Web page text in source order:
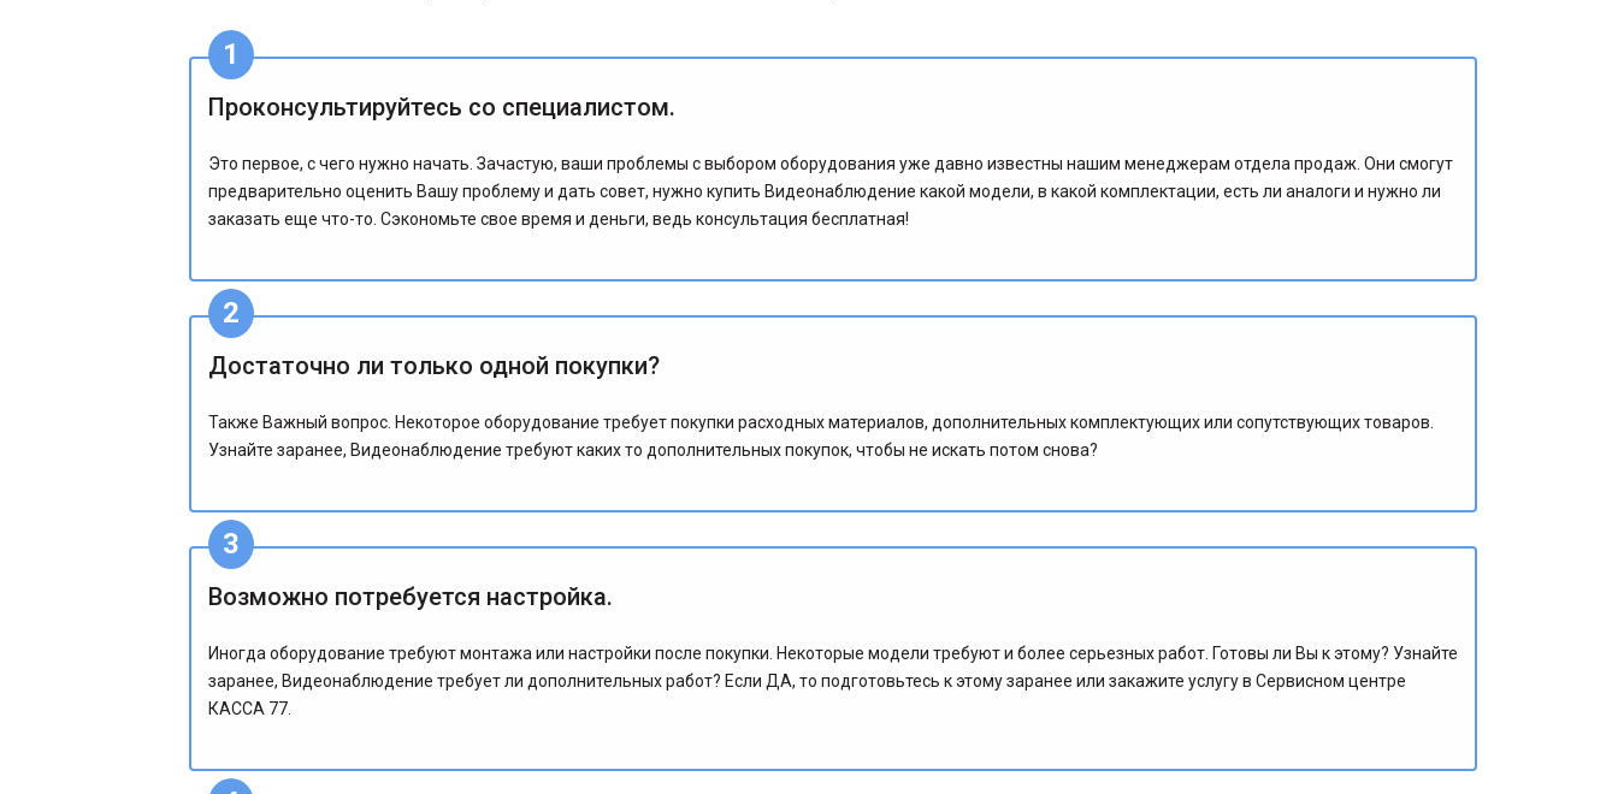
Проконсультируйтесь со специалистом.
Это первое, с чего нужно начать. Зачастую, ваши проблемы с выбором оборудования уже давно известны нашим менеджерам отдела продаж. Они смогут
предварительно оценить Вашу проблему и дать совет, нужно купить Видеонаблюдение какой модели, в какой комплектации, есть ли аналоги и нужно ли
заказать еще что-то. Сэкономьте свое время и деньги, ведь консультация бесплатная!
Достаточно ли только одной покупки?
Также Важный вопрос. Некоторое оборудование требует покупки расходных материалов, дополнительных комплектующих или сопутствующих товаров.
Узнайте заранее, Видеонаблюдение требуют каких то дополнительных покупок, чтобы не искать потом снова?
Возможно потребуется настройка.
Иногда оборудование требуют монтажа или настройки после покупки. Некоторые модели требуют и более серьезных работ. Готовы ли Вы к этому? Узнайте
заранее, Видеонаблюдение требует ли дополнительных работ? Если ДА, то подготовьтесь к этому заранее или закажите услугу в Сервисном центре
КАССА 77.